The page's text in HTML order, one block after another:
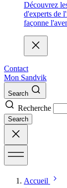
Découvrez
d'experts de
façonne
Contact
Mon Sandvik
Search
Recherche
Search
Accueil